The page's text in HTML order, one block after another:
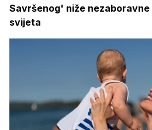
Savršenog' niže nezaboravne
svijeta